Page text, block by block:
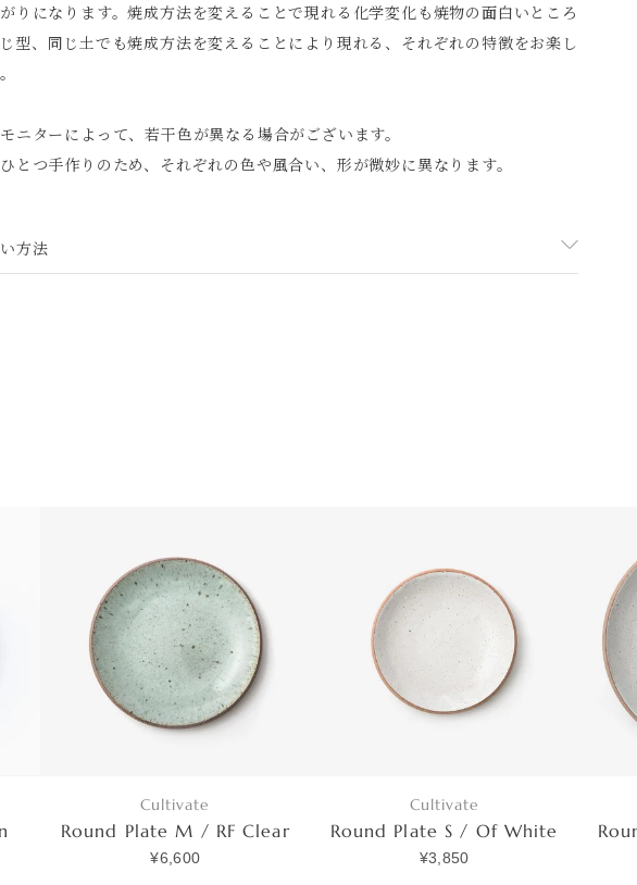
りになります。焼成方法を変えることで現れる化学変化も焼物の面白いところ
型、同じ土でも焼成方法を変えることにより現れる、それぞれの特徴をお楽し
ニターによって、若干色が異なる場合がございます。
とつ手作りのため、それぞれの色や風合い、形が微妙に異なります。
方法
Cultivate
Round Plate M / RF Clear
¥6,600
Cultivate
Round Plate S / Of White
¥3,850